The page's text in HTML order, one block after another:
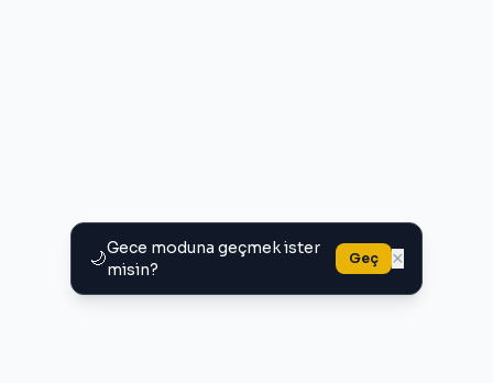
🌙Gece moduna geçmek ister
misin?
Geç ×